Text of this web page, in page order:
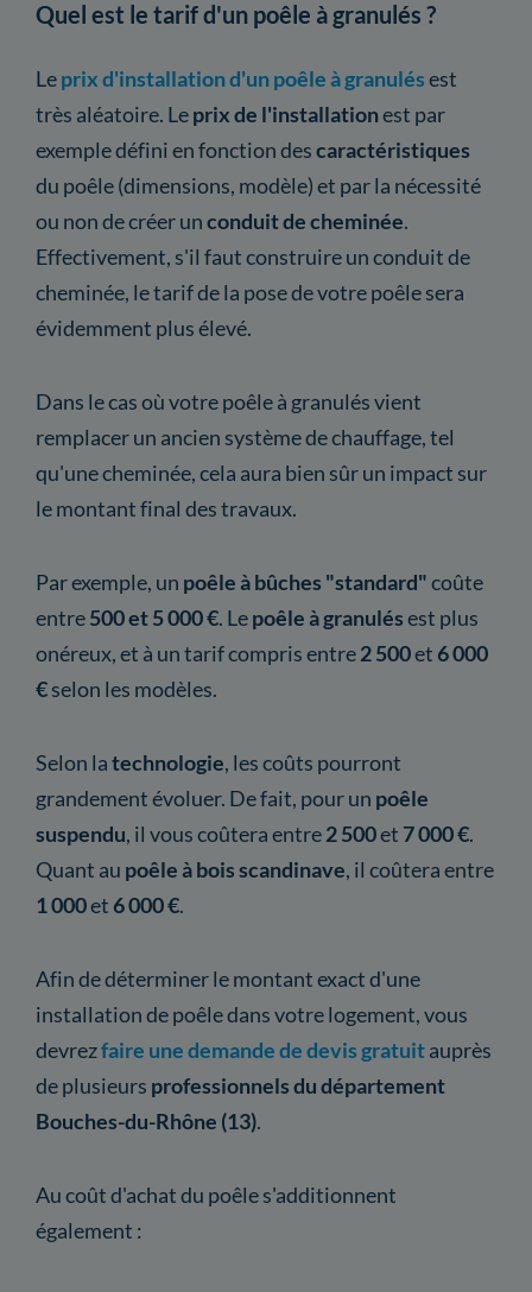
Quel est le tarif d'un poêle à granulés ?
Leprix d'installation d'un poêle à granulésest
très aléatoire. Leprix de l'installationest par
exemple défini en fonction descaractéristiques
du poêle (dimensions, modèle) et par la nécessité
ou non de créer unconduit de cheminée.
Effectivement, s'il faut construire un conduit de
cheminée, le tarif de la pose de votre poêle sera
évidemment plus élevé.
Dans le cas où votre poêle à granulés vient
remplacer un ancien système de chauffage, tel
qu'une cheminée, cela aura bien sûr un impact sur
le montant final des travaux.
Par exemple, un poêle à bûches "standard"coûte
entre500 et 5 000 €. Lepoêle à granulésest plus
onéreux, et à un tarif compris entre2 500et 6 000
€selon les modèles.
Selon latechnologie, les coûts pourront
grandement évoluer. De fait, pour un poêle
suspendu, il vous coûtera entre2 500et 7 000 €.
Quant au poêle à bois scandinave, il coûtera entre
1 000et 6 000 €.
Afin de déterminer le montant exact d'une
installation de poêle dans votre logement, vous
devrezfaire une demande de devis gratuitauprès
de plusieurs professionnels du département
Bouches-du-Rhône (13).
Au coût d'achat du poêle s'additionnent
également :